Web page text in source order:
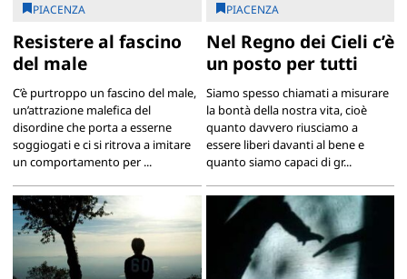
PIACENZA
Resistere al fascino
del male
C’è purtroppo un fascino del male,
un’attrazione malefica del
disordine che porta a esserne
soggiogati e ci si ritrova a imitare
un comportamento per ...
PIACENZA
Nel Regno dei Cieli c’è
un posto per tutti
Siamo spesso chiamati a misurare
la bontà della nostra vita, cioè
quanto davvero riusciamo a
essere liberi davanti al bene e
quanto siamo capaci di gr...